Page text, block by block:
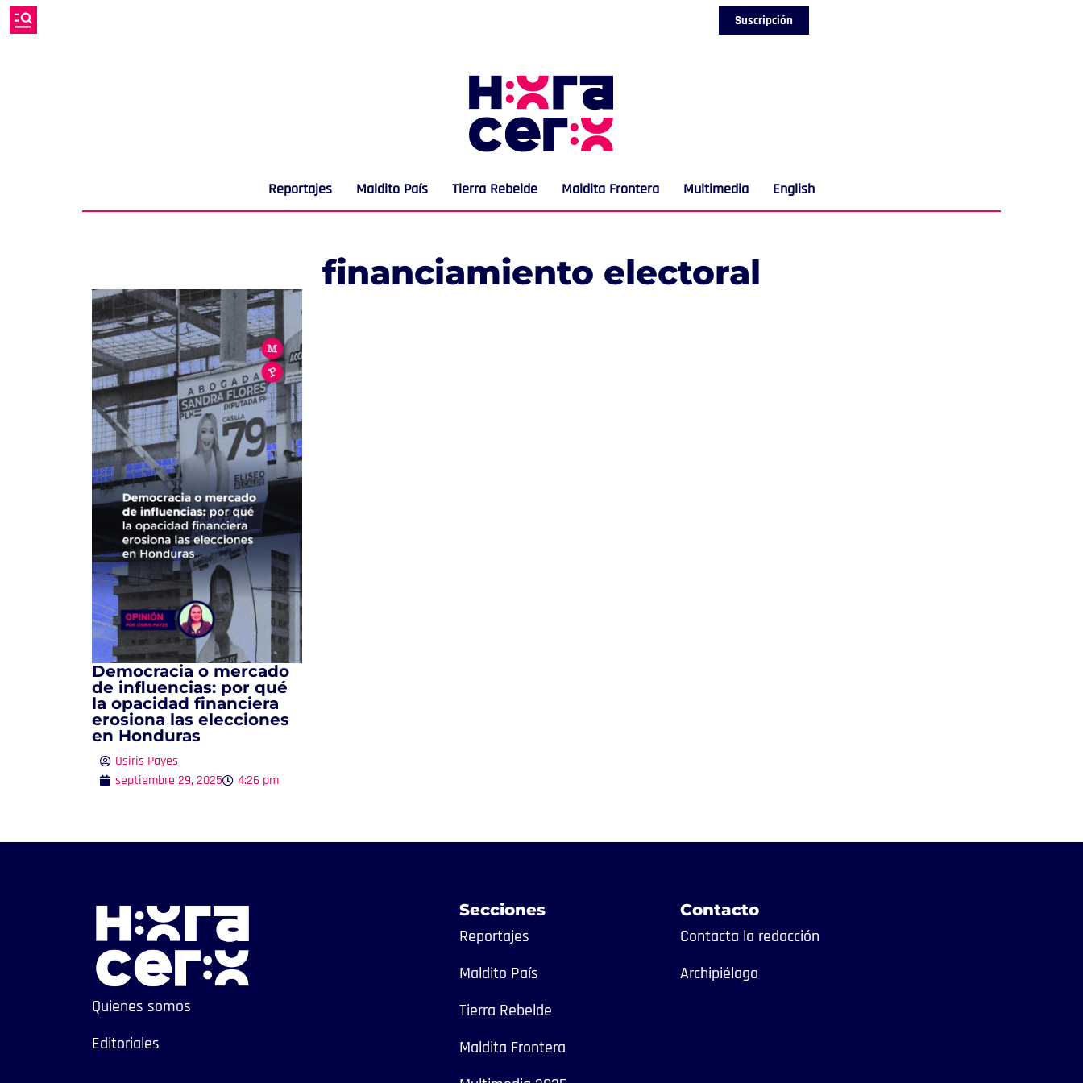
Suscripción
Reportajes Maldito País Tierra Rebelde Maldita Frontera Multimedia English
financiamiento electoral
Democracia o mercado
de influencias: por qué
la opacidad financiera
erosiona las elecciones
en Honduras
Osiris Payes
septiembre 29, 2025
4:26 pm
Quienes somos
Editoriales
Secciones
Reportajes
Maldito País
Tierra Rebelde
Maldita Frontera
Contacto
Contacta la redacción
Archipiélago